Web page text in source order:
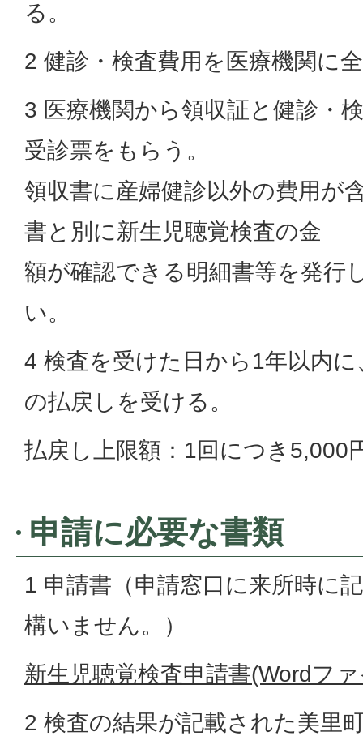
る。
2 健診・検査費用を医療機関に
3 医療機関から領収証と健診・
受診票をもらう。
領収書に産婦健診以外の費用が
書と別に新生児聴覚検査の金
額が確認できる明細書等を発行
い。
4 検査を受けた日から1年以内
の払戻しを受ける。
払戻し上限額：1回につき5,000
申請に必要な書類
1 申請書（申請窓口に来所時に
構いません。）
新生児聴覚検査申請書(Wordフ
2 検査の結果が記載された美里